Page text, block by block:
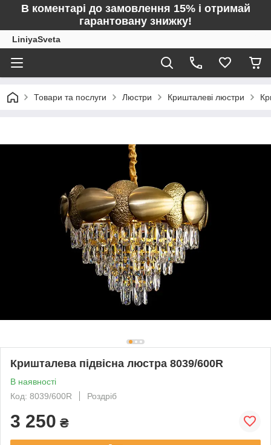
В коментарі до замовлення 15% і отримай
гарантовану знижку!
LiniyaSveta
Товари та послуги Люстри Кришталеві люстри
Кришталева підвісна люстра 8039/600R
В наявності
Код: 8039/600R
Роздріб
3 250 ₴